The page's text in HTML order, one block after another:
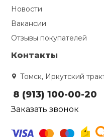
Новости
Вакансии
Отзывы покупателей
Контакты
Томск, Иркутский
8 (913) 100-00-20
Заказать звонок